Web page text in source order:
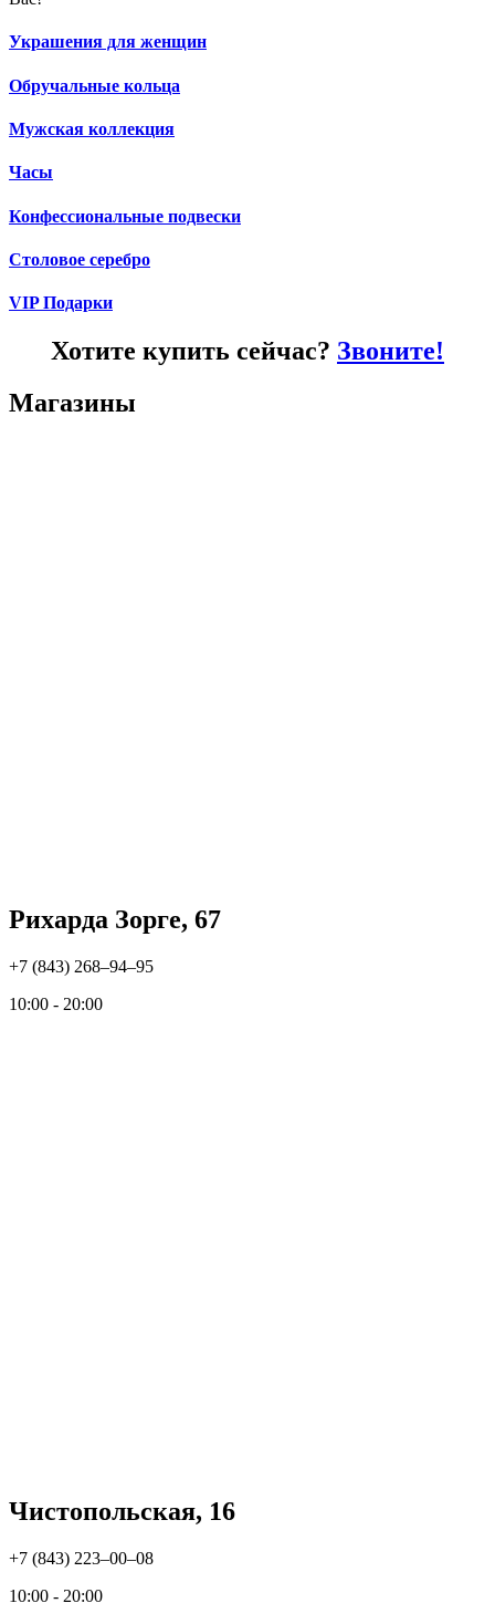
Украшения для женщин
Обручальные кольца
Мужская коллекция
Часы
Конфессиональные подвески
Столовое серебро
VIP Подарки
Хотите купить сейчас? Звоните!
Магазины
Рихарда Зорге, 67
+7 (843) 268‒94‒95
10:00 - 20:00
Чистопольская, 16
+7 (843) 223‒00‒08
10:00 - 20:00